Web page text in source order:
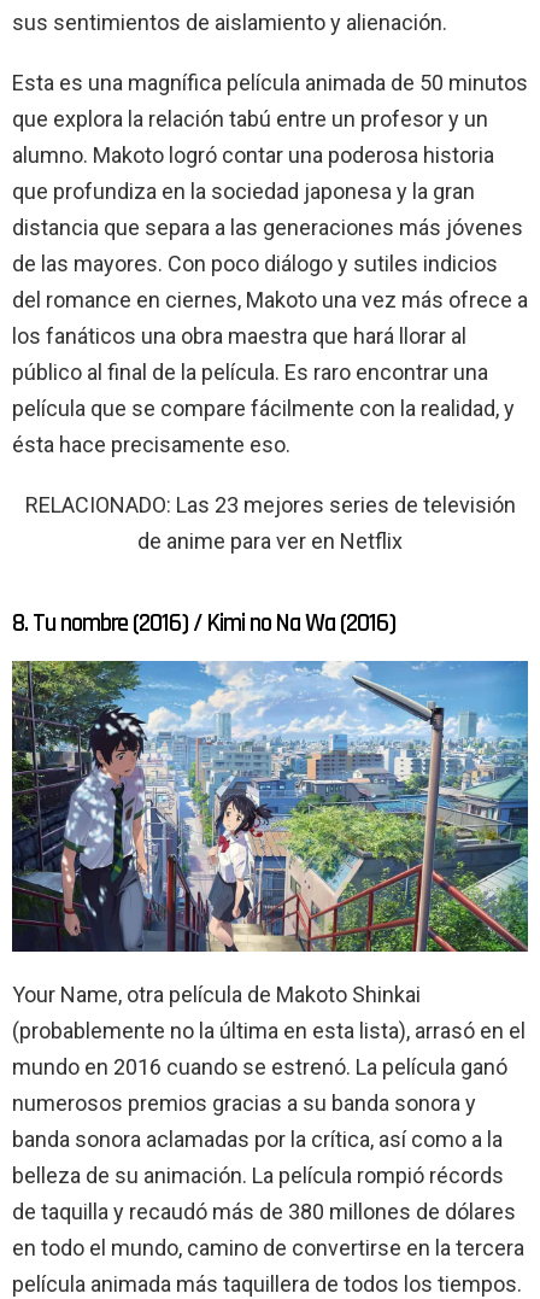
sus sentimientos de aislamiento y alienación.
Esta es una magnífica película animada de 50 minutos
que explora la relación tabú entre un profesor y un
alumno. Makoto logró contar una poderosa historia
que profundiza en la sociedad japonesa y la gran
distancia que separa a las generaciones más jóvenes
de las mayores. Con poco diálogo y sutiles indicios
del romance en ciernes, Makoto una vez más ofrece a
los fanáticos una obra maestra que hará llorar al
público al final de la película. Es raro encontrar una
película que se compare fácilmente con la realidad, y
ésta hace precisamente eso.
RELACIONADO: Las 23 mejores series de televisión
de anime para ver en Netflix
8. Tu nombre (2016) / Kimi no Na Wa (2016)
Your Name, otra película de Makoto Shinkai
(probablemente no la última en esta lista), arrasó en el
mundo en 2016 cuando se estrenó. La película ganó
numerosos premios gracias a su banda sonora y
banda sonora aclamadas por la crítica, así como a la
belleza de su animación. La película rompió récords
de taquilla y recaudó más de 380 millones de dólares
en todo el mundo, camino de convertirse en la tercera
película animada más taquillera de todos los tiempos.